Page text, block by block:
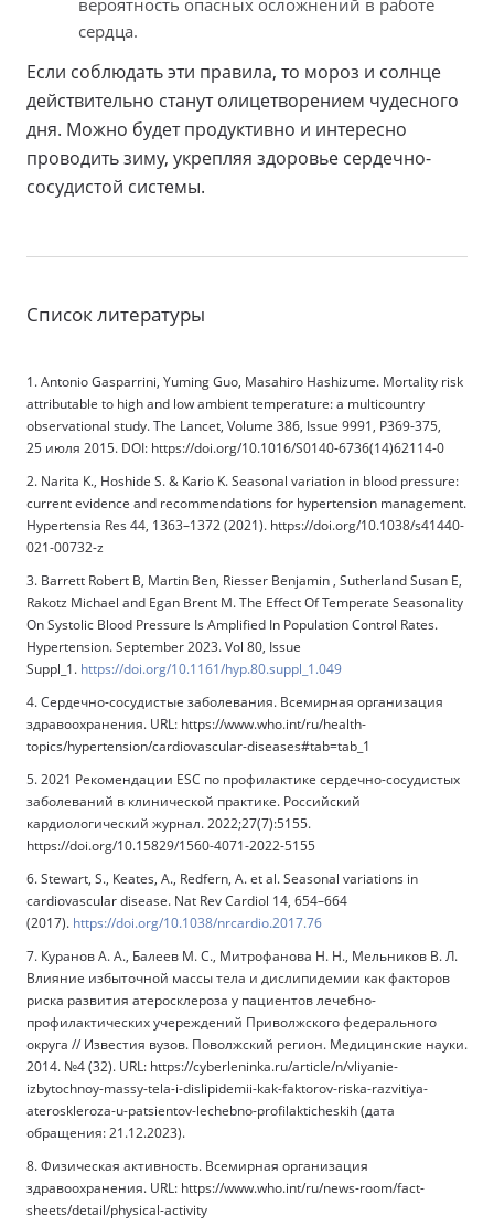
сердца.
Если соблюдать эти правила, то мороз и солнце
действительно станут олицетворением чудесного
дня. Можно будет продуктивно и интересно
проводить зиму, укрепляя здоровье сердечно-
сосудистой системы.
Список литературы
1. Antonio Gasparrini, Yuming Guo, Masahiro Hashizumе. Mortality risk
attributable to high and low ambient temperature: a multicountry
observational study. The Lancet, Volume 386, Issue 9991, P369-375,
25 июля 2015. DOI: https://doi.org/10.1016/S0140-6736(14)62114-0
2. Narita K., Hoshide S. & Kario K. Seasonal variation in blood pressure:
current evidence and recommendations for hypertension management.
Hypertensia Res 44, 1363–1372 (2021). https://doi.org/10.1038/s41440-
021-00732-z
3. Barrett Robert B, Martin Ben, Riesser Benjamin , Sutherland Susan E,
Rakotz Michael and Egan Brent M. The Effect Of Temperate Seasonality
On Systolic Blood Pressure Is Amplified In Population Control Rates.
Hypertension. September 2023. Vol 80, Issue
Suppl_1. https://doi.org/10.1161/hyp.80.suppl_1.049
4. Сердечно-сосудистые заболевания. Всемирная организация
здравоохранения. URL: https://www.who.int/ru/health-
topics/hypertension/cardiovascular-diseases#tab=tab_1
5. 2021 Рекомендации ESC по профилактике сердечно-сосудистых
заболеваний в клинической практике. Российский
кардиологический журнал. 2022;27(7):5155.
https://doi.org/10.15829/1560-4071-2022-5155
6. Stewart, S., Keates, A., Redfern, A. et al. Seasonal variations in
cardiovascular disease. Nat Rev Cardiol 14, 654–664
(2017). https://doi.org/10.1038/nrcardio.2017.76
7. Куранов А. А., Балеев М. С., Митрофанова Н. Н., Мельников В. Л.
Влияние избыточной массы тела и дислипидемии как факторов
риска развития атеросклероза у пациентов лечебно-
профилактических учереждений Приволжского федерального
округа // Известия вузов. Поволжский регион. Медицинские науки.
2014. №4 (32). URL: https://cyberleninka.ru/article/n/vliyanie-
izbytochnoy-massy-tela-i-dislipidemii-kak-faktorov-riska-razvitiya-
ateroskleroza-u-patsientov-lechebno-profilakticheskih (дата
обращения: 21.12.2023).
8. Физическая активность. Всемирная организация
здравоохранения. URL: https://www.who.int/ru/news-room/fact-
sheets/detail/physical-activity